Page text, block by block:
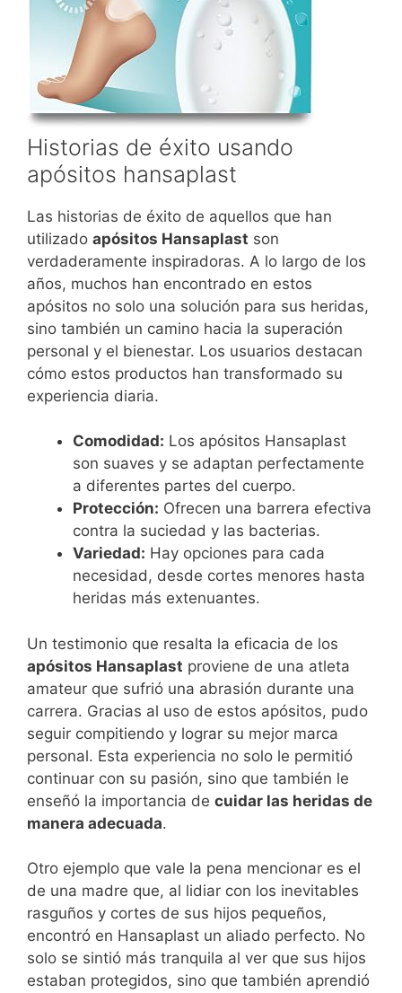
Historias de éxito usando
apósitos hansaplast
Las historias de éxito de aquellos que han
utilizado apósitos Hansaplast son
verdaderamente inspiradoras. A lo largo de los
años, muchos han encontrado en estos
apósitos no solo una solución para sus heridas,
sino también un camino hacia la superación
personal y el bienestar. Los usuarios destacan
cómo estos productos han transformado su
experiencia diaria.
Comodidad: Los apósitos Hansaplast
son suaves y se adaptan perfectamente
a diferentes partes del cuerpo.
Protección: Ofrecen una barrera efectiva
contra la suciedad y las bacterias.
Variedad: Hay opciones para cada
necesidad, desde cortes menores hasta
heridas más extenuantes.
Un testimonio que resalta la eficacia de los
apósitos Hansaplast proviene de una atleta
amateur que sufrió una abrasión durante una
carrera. Gracias al uso de estos apósitos, pudo
seguir compitiendo y lograr su mejor marca
personal. Esta experiencia no solo le permitió
continuar con su pasión, sino que también le
enseñó la importancia de cuidar las heridas de
manera adecuada.
Otro ejemplo que vale la pena mencionar es el
de una madre que, al lidiar con los inevitables
rasguños y cortes de sus hijos pequeños,
encontró en Hansaplast un aliado perfecto. No
solo se sintió más tranquila al ver que sus hijos
estaban protegidos, sino que también aprendió